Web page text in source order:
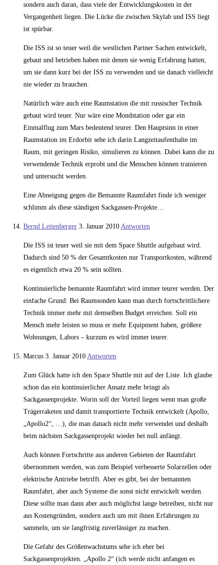
sondern auch daran, dass viele der Entwicklungskosten in der
Vergangenheit liegen. Die Lücke die zwischen Skylab und ISS liegt
ist spürbar.
Die ISS ist so teuer weil die westlichen Partner Sachen entwickelt,
gebaut und betrieben haben mit denen sie wenig Erfahrung hatten,
um sie dann kurz bei der ISS zu verwenden und sie danach vielleicht
nie wieder zu brauchen.
Natürlich wäre auch eine Raumstation die mit russischer Technik
gebaut wird teuer. Nur wäre eine Mondstation oder gar ein
Einmalflug zum Mars bedeutend teurer. Den Hauptsinn in einer
Raumstation im Erdorbit sehe ich darin Langzeitaufenthalte im
Raum, mit geringen Risiko, simulieren zu können. Dabei kann die zu
verwendende Technik erprobt und die Menschen können trainieren
und untersucht werden.
Eine Abneigung gegen die Bemannte Raumfahrt finde ich weniger
schlimm als diese ständigen Sackgassen-Projekte…
Bernd Leitenberger 3. Januar 2010 Antworten
Die ISS ist teuer weil sie mit dem Space Shuttle aufgebaut wird.
Dadurch sind 50 % der Gesamtkosten nur Transportkosten, während
es eigentlich etwa 20 % sein sollten.
Kontinuierliche bemannte Raumfahrt wird immer teurer werden. Der
einfache Grund: Bei Raumsonden kann man durch fortschrittlichere
Technik immer mehr mit demselben Budget erreichen. Soll ein
Mensch mehr leisten so muss er mehr Equipment haben, größere
Wohnungen, Labors – kurzum es wird immer teurer.
Marcus 3. Januar 2010 Antworten
Zum Glück hatte ich den Space Shuttle mit auf der Liste. Ich glaube
schon das ein kontinuierlicher Ansatz mehr bringt als
Sackgassenprojekte. Worin soll der Vorteil liegen wenn man große
Trägerraketen und damit transportierte Technik entwickelt (Apollo,
„Apollo2“, …), die man danach nicht mehr verwendet und deshalb
beim nächsten Sackgassenprojekt wieder bei null anfängt.
Auch können Fortschritte aus anderen Gebieten der Raumfahrt
übernommen werden, was zum Beispiel verbesserte Solarzellen oder
elektrische Antriebe betrifft. Aber es gibt, bei der bemannten
Raumfahrt, aber auch Systeme die sonst nicht entwickelt werden.
Diese sollte man dann aber auch möglichst lange betreiben, nicht nur
aus Kostengründen, sondern auch um mit ihnen Erfahrungen zu
sammeln, um sie langfristig zuverlässiger zu machen.
Die Gefahr des Größenwachstums sehe ich eher bei
Sackgassenprojekten. „Apollo 2“ (ich werde nicht anfangen es